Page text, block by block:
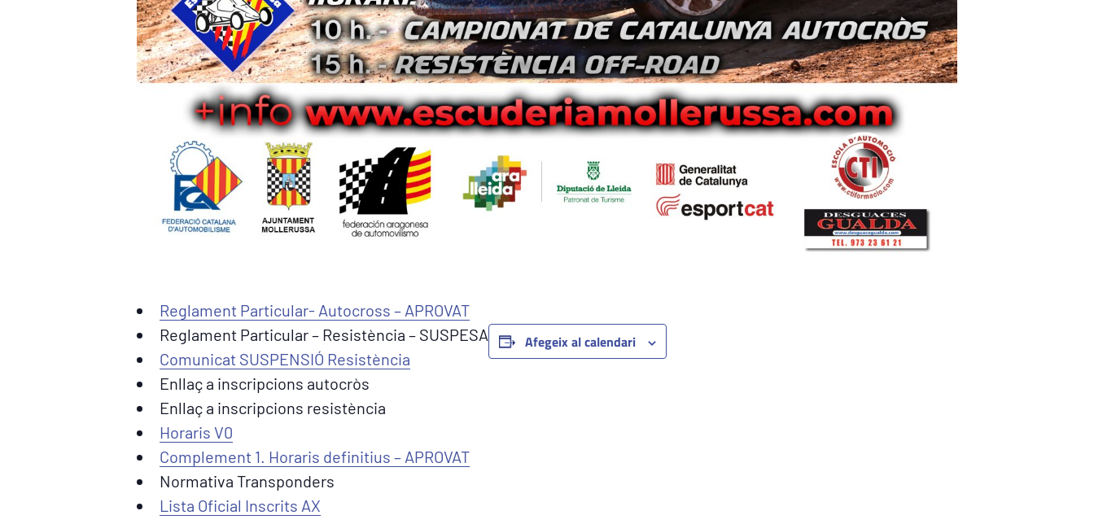
Reglament Particular- Autocross – APROVAT
Reglament Particular – Resistència – SUSPESA
Comunicat SUSPENSIÓ Resistència
Enllaç a inscripcions autocròs
Enllaç a inscripcions resistència
Horaris V0
Complement 1. Horaris definitius – APROVAT
Normativa Transponders
Lista Oficial Inscrits AX
Afegeix al calendari